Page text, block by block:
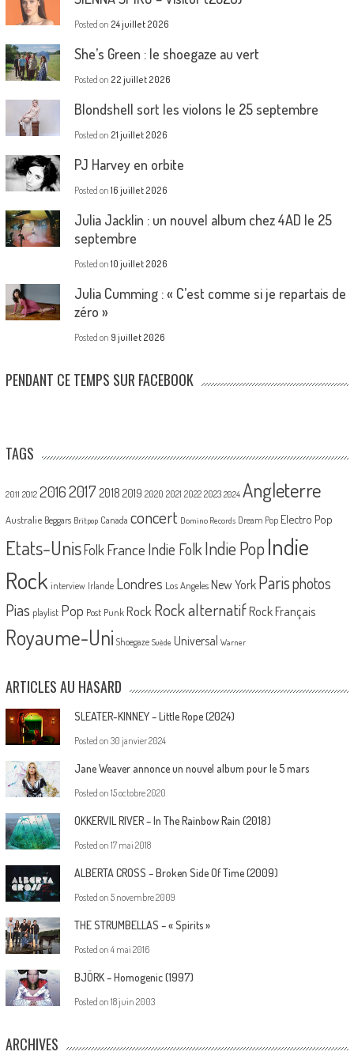
Posted on 24 juillet 2026
She’s Green : le shoegaze au vert
Posted on 22 juillet 2026
Blondshell sort les violons le 25 septembre
Posted on 21 juillet 2026
PJ Harvey en orbite
Posted on 16 juillet 2026
Julia Jacklin : un nouvel album chez 4AD le 25
septembre
Posted on 10 juillet 2026
Julia Cumming : « C’est comme si je repartais de
zéro »
Posted on 9 juillet 2026
PENDANT CE TEMPS SUR FACEBOOK
TAGS
2011 2012 20162017 2018 2019 2020 2021 2022 2023 2024 Angleterre
Australie Beggars Britpop Canada concert Domino Records Dream Pop Electro Pop
Etats-UnisFolk France Indie Folk Indie PopIndie
Rock interview Irlande Londres Los Angeles New York Parisphotos
Pias playlist Pop Post Punk Rock Rock alternatif Rock Français
Royaume-Uni Shoegaze Suède Universal Warner
ARTICLES AU HASARD
SLEATER-KINNEY – Little Rope (2024)
Posted on 30 janvier 2024
Jane Weaver annonce un nouvel album pour le 5 mars
Posted on 15 octobre 2020
OKKERVIL RIVER – In The Rainbow Rain (2018)
Posted on 17 mai 2018
ALBERTA CROSS – Broken Side Of Time (2009)
Posted on 5 novembre 2009
THE STRUMBELLAS – « Spirits »
Posted on 4 mai 2016
BJÖRK – Homogenic (1997)
Posted on 18 juin 2003
ARCHIVES